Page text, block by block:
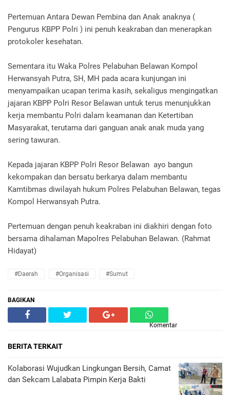
Pertemuan Antara Dewan Pembina dan Anak anaknya (
Pengurus KBPP Polri ) ini penuh keakraban dan menerapkan
protokoler kesehatan.
Sementara itu Waka Polres Pelabuhan Belawan Kompol
Herwansyah Putra, SH, MH pada acara kunjungan ini
menyampaikan ucapan terima kasih, sekaligus mengingatkan
jajaran KBPP Polri Resor Belawan untuk terus menunjukkan
kerja membantu Polri dalam keamanan dan Ketertiban
Masyarakat, terutama dari ganguan anak anak muda yang
sering tawuran.
Kepada jajaran KBPP Polri Resor Belawan ayo bangun
kekompakan dan bersatu berkarya dalam membantu
Kamtibmas diwilayah hukum Polres Pelabuhan Belawan, tegas
Kompol Herwansyah Putra.
Pertemuan dengan penuh keakraban ini diakhiri dengan foto
bersama dihalaman Mapolres Pelabuhan Belawan. (Rahmat
Hidayat)
#Daerah #Organisasi #Sumut
BAGIKAN
Komentar
BERITA TERKAIT
Kolaborasi Wujudkan Lingkungan Bersih, Camat
dan Sekcam Lalabata Pimpin Kerja Bakti